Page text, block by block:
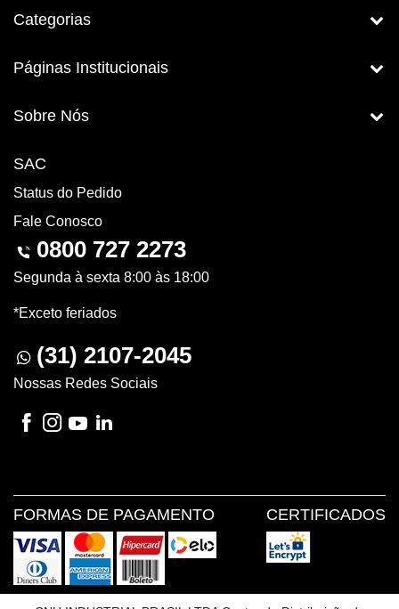
Categorias
Páginas Institucionais
Sobre Nós
SAC
Status do Pedido
Fale Conosco
0800 727 2273
Segunda à sexta 8:00 às 18:00
*Exceto feriados
(31) 2107-2045
Nossas Redes Sociais
FORMAS DE PAGAMENTO CERTIFICADOS